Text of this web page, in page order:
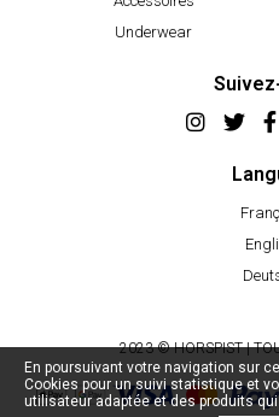
Underwear
2023 © HORSPIST |
En poursuivant votre navigation sur
Cookies pour un suivi statistique et
utilisateur adaptée et des produits